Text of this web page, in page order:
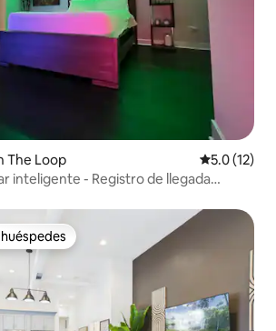
The Loop Calificación
5.0 (12)
inteligente - Registro de llegada
Favorito entre huéspedes